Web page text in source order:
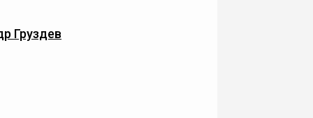
Груздев